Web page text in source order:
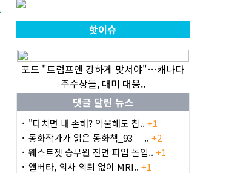
핫이슈
포드 "트럼프엔 강하게 맞서야"…캐나다
주수상들, 대미 대응..
댓글 달린 뉴스
"다치면 내 손해? 억울해도 참.. +1
동화작가가 읽은 동화책_93 『.. +2
웨스트젯 승무원 전면 파업 돌입.. +1
앨버타, 의사 의뢰 없이 MRI.. +1